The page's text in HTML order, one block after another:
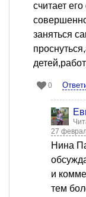
считает
заняться
0
27
Нина
и
тем